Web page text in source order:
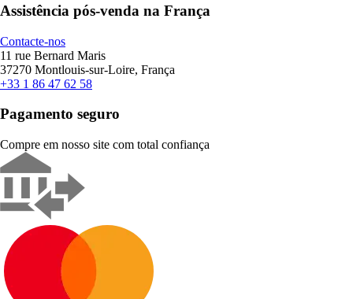
Assistência pós-venda na França
Contacte-nos
11 rue Bernard Maris
37270 Montlouis-sur-Loire, França
+33 1 86 47 62 58
Pagamento seguro
Compre em nosso site com total confiança